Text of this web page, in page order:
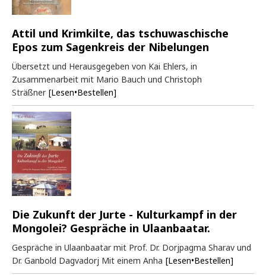
Attil und Krimkilte, das tschuwaschische
Epos zum Sagenkreis der Nibelungen
Übersetzt und Herausgegeben von Kai Ehlers, in
Zusammenarbeit mit Mario Bauch und Christoph
Sträßner [Lesen•Bestellen]
Die Zukunft der Jurte - Kulturkampf in der
Mongolei? Gespräche in Ulaanbaatar.
Gespräche in Ulaanbaatar mit Prof. Dr. Dorjpagma Sharav und
Dr. Ganbold Dagvadorj Mit einem Anha [Lesen•Bestellen]